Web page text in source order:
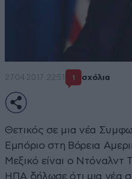
27·04·2017 22:51 1 σχόλια
Θετικός σε μια νέα
Εμπόριο στη Βόρεια
Μεξικό είναι ο
ΗΠΑ δήλωσε ότι μια νέα